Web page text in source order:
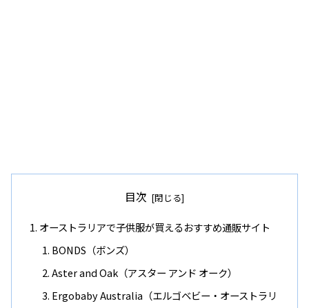
目次
オーストラリアで子供服が買えるおすすめ通販サイト
BONDS（ボンズ）
Aster and Oak（アスター アンド オーク）
Ergobaby Australia（エルゴベビー・オーストラリ